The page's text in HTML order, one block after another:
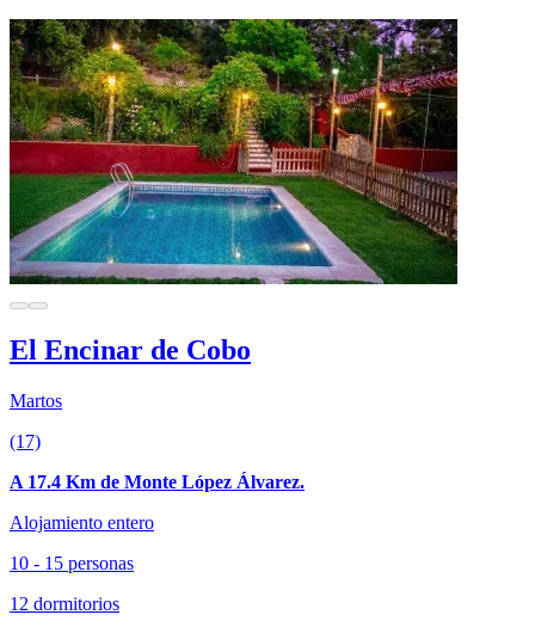
El Encinar de Cobo
Martos
(17)
A 17.4 Km de Monte López Álvarez.
Alojamiento entero
10 - 15 personas
12 dormitorios